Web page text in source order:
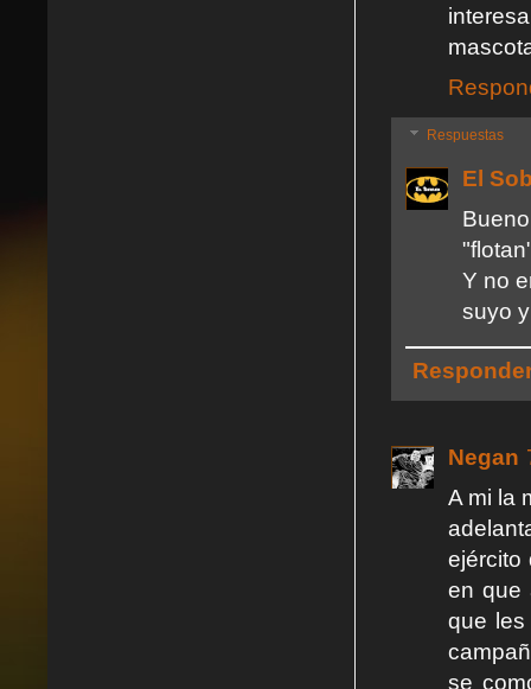
Respuestas
El
Y no
suyo
Negan
A mi la
ejército
en que
que
se